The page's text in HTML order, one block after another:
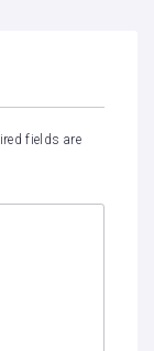
fields are